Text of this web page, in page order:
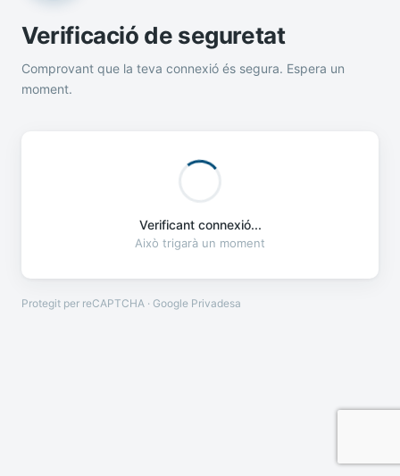
Verificació de seguretat
Comprovant que la teva connexió és segura. Espera un
moment.
Verificant connexió...
Això trigarà un moment
Protegit per reCAPTCHA · Google Privadesa